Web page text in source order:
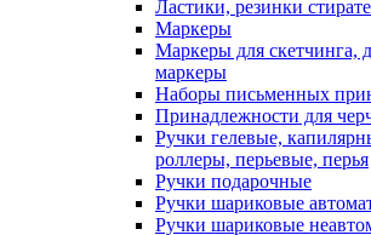
Ластики, резинки
Маркеры
Маркеры для скетчинга,
маркеры
Наборы письменных
Принадлежности для
Ручки гелевые,
роллеры, перьевые, перья
Ручки подарочные
Ручки шариковые
Ручки шариковые